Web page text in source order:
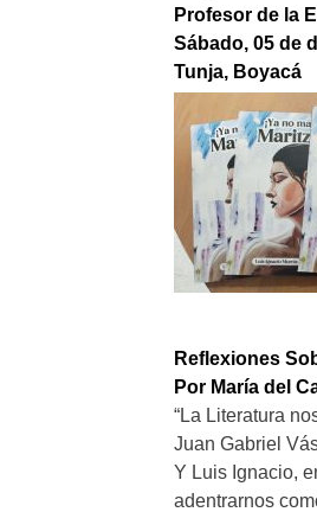
Profesor de la
Sábado, 05 de
Tunja, Boyacá
Reflexiones
Por María del
“La Literatura
Juan Gabriel
Y Luis Ignacio,
adentrarnos